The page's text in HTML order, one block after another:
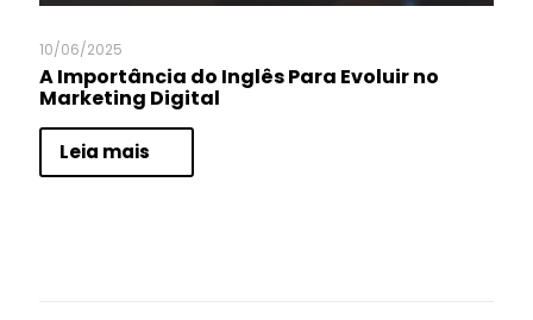
10/06/2025
A Importância do Inglês Para Evoluir no
Marketing Digital
Leia mais